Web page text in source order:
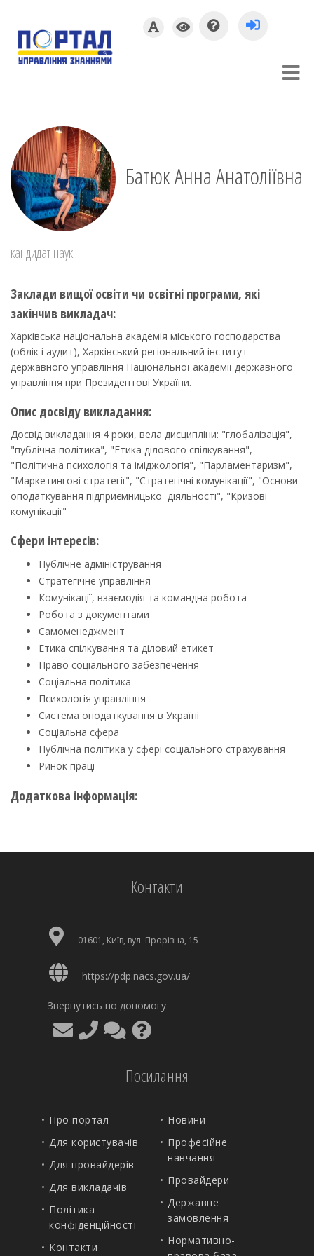
Батюк Анна Анатоліївна
кандидат наук
Заклади вищої освіти чи освітні програми, які
закінчив викладач:
Харківська національна академія міського господарства
(облік і аудит), Харківський регіональний інститут
державного управління Національної академії державного
управління при Президентові України.
Опис досвіду викладання:
Досвід викладання 4 роки, вела дисципліни: "глобалізація",
"публічна політика", "Етика ділового спілкування",
"Політична психологія та іміджологія", "Парламентаризм",
"Маркетингові стратегії", "Стратегічні комунікації", "Основи
оподаткування підприємницької діяльності", "Кризові
комунікації"
Сфери інтересів:
Публічне адміністрування
Стратегічне управління
Комунікації, взаємодія та командна робота
Робота з документами
Самоменеджмент
Етика спілкування та діловий етикет
Право соціального забезпечення
Соціальна політика
Психологія управління
Система оподаткування в Україні
Соціальна сфера
Публічна політика у сфері соціального страхування
Ринок праці
Додаткова інформація:
Контакти
01601, Київ, вул. Прорізна, 15
https://pdp.nacs.gov.ua/
Звернутись по допомогу
Посилання
Про портал
Для користувачів
Для провайдерів
Для викладачів
Політика
конфіденційності
Контакти
Новини
Професійне
навчання
Провайдери
Державне
замовлення
Нормативно-